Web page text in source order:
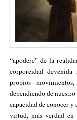
“apodere” de la
corporeidad
propios
dependiendo de
capacidad de conocer y
virtud, más verdad